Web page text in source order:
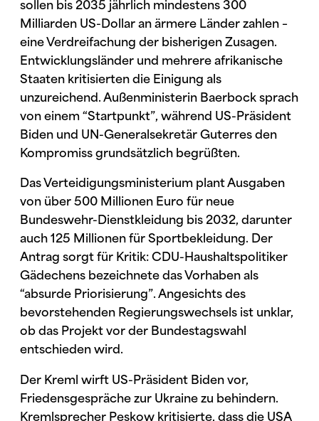
sollen bis 2035 jährlich mindestens 300
Milliarden US-Dollar an ärmere Länder zahlen –
eine Verdreifachung der bisherigen Zusagen.
Entwicklungsländer und mehrere afrikanische
Staaten kritisierten die Einigung als
unzureichend. Außenministerin Baerbock sprach
von einem “Startpunkt”, während US-Präsident
Biden und UN-Generalsekretär Guterres den
Kompromiss grundsätzlich begrüßten.
Das Verteidigungsministerium plant Ausgaben
von über 500 Millionen Euro für neue
Bundeswehr-Dienstkleidung bis 2032, darunter
auch 125 Millionen für Sportbekleidung. Der
Antrag sorgt für Kritik: CDU-Haushaltspolitiker
Gädechens bezeichnete das Vorhaben als
“absurde Priorisierung”. Angesichts des
bevorstehenden Regierungswechsels ist unklar,
ob das Projekt vor der Bundestagswahl
entschieden wird.
Der Kreml wirft US-Präsident Biden vor,
Friedensgespräche zur Ukraine zu behindern.
Kremlsprecher Peskow kritisierte, dass die USA